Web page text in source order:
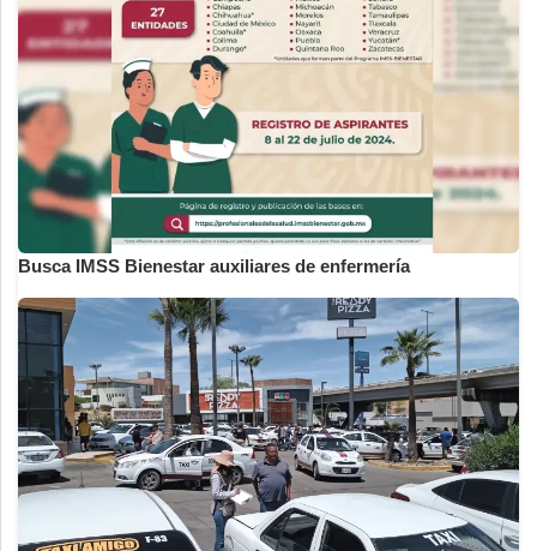
Busca IMSS Bienestar auxiliares de enfermería